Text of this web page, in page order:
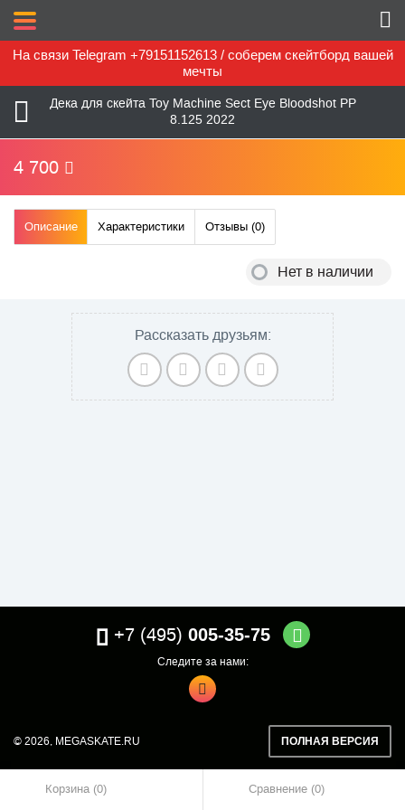
На связи Telegram +79151152613 / соберем скейтборд вашей
мечты
Корзина (0) Сравнение 0
Дека для скейта Toy Machine Sect Eye Bloodshot PP
8.125 2022
4 700
Описание Характеристики Отзывы (0)
Нет в наличии
Рассказать друзьям:
+7 (495) 005-35-75
Следите за нами:
© 2026, MEGASKATE.RU ПОЛНАЯ ВЕРСИЯ